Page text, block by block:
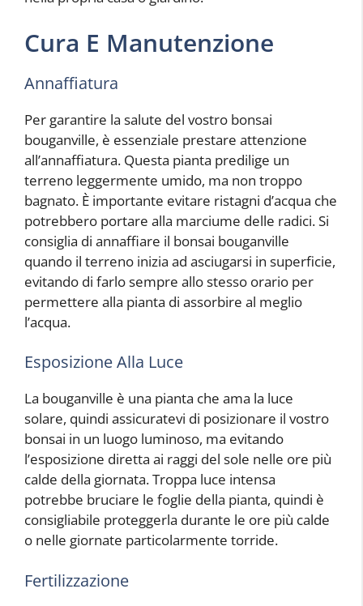
Cura E Manutenzione
Annaffiatura
Per garantire la salute del vostro bonsai
bouganville, è essenziale prestare attenzione
all’annaffiatura. Questa pianta predilige un
terreno leggermente umido, ma non troppo
bagnato. È importante evitare ristagni d’acqua che
potrebbero portare alla marciume delle radici. Si
consiglia di annaffiare il bonsai bouganville
quando il terreno inizia ad asciugarsi in superficie,
evitando di farlo sempre allo stesso orario per
permettere alla pianta di assorbire al meglio
l’acqua.
Esposizione Alla Luce
La bouganville è una pianta che ama la luce
solare, quindi assicuratevi di posizionare il vostro
bonsai in un luogo luminoso, ma evitando
l’esposizione diretta ai raggi del sole nelle ore più
calde della giornata. Troppa luce intensa
potrebbe bruciare le foglie della pianta, quindi è
consigliabile proteggerla durante le ore più calde
o nelle giornate particolarmente torride.
Fertilizzazione